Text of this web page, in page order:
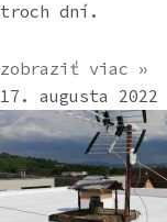
troch dní.
zobraziť viac »
17. augusta 2022